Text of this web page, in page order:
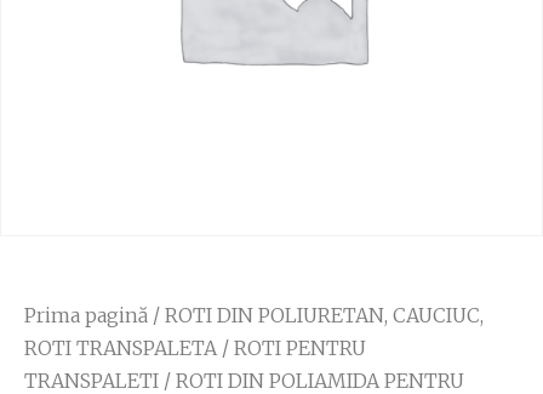
Prima pagină / ROTI DIN POLIURETAN, CAUCIUC,
ROTI TRANSPALETA/ ROTI PENTRU
TRANSPALETI / ROTI DIN POLIAMIDA PENTRU